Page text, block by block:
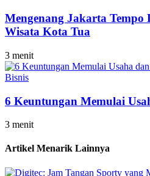
Mengenang Jakarta Tempo
Wisata Kota Tua
3 menit
Bisnis
6 Keuntungan Memulai
3 menit
Artikel Menarik Lainnya